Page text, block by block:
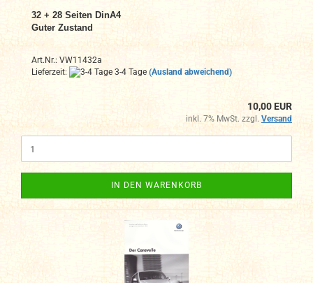
32 + 28 Seiten DinA4
Guter Zustand
Art.Nr.: VW11432a
Lieferzeit:
3-4 Tage (Ausland abweichend)
10,00 EUR
inkl. 7% MwSt. zzgl. Versand
IN DEN WARENKORB